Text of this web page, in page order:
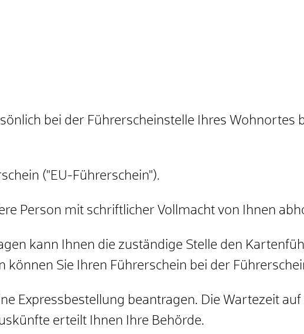
bei der Führerscheinstelle Ihres Wohnortes
("EU-Führerschein").
Person mit schriftlicher Vollmacht von Ihnen
kann Ihnen die zuständige Stelle den
können Sie Ihren Führerschein bei der
Expressbestellung beantragen. Die Wartezeit
erteilt Ihnen Ihre Behörde.